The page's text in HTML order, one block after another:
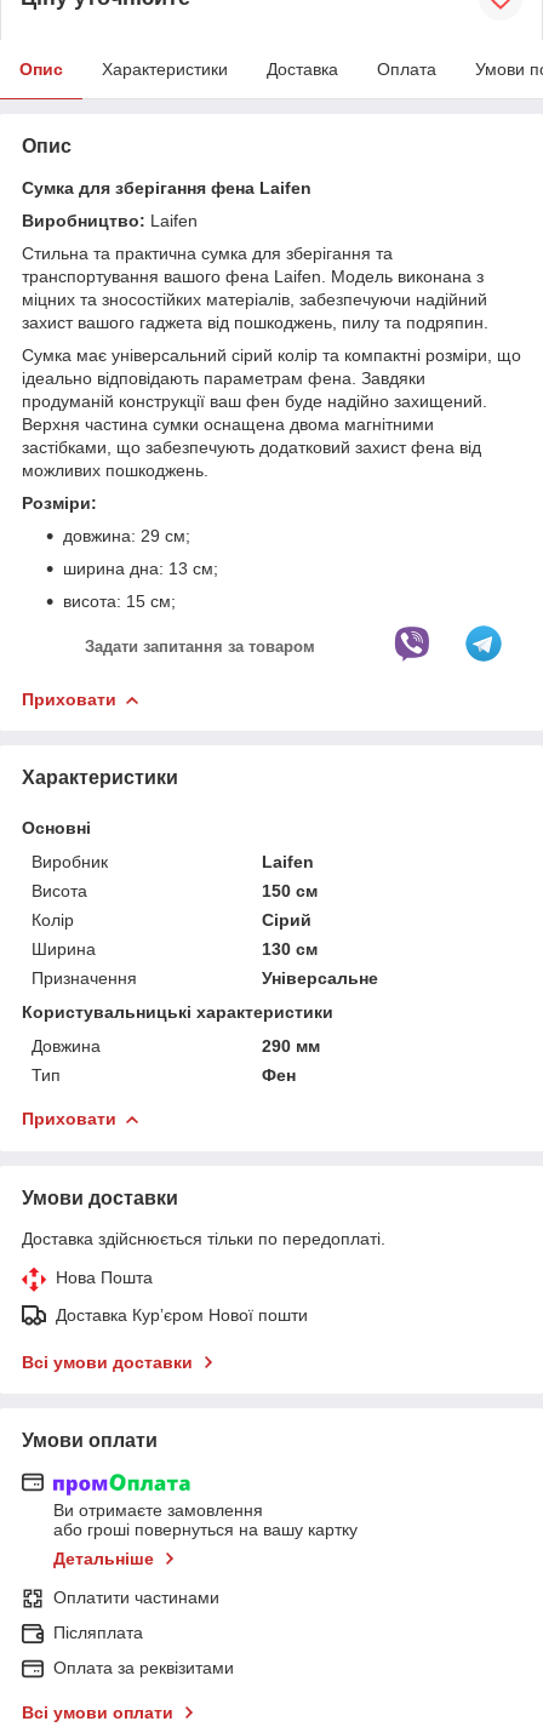
Опис Характеристики Доставка Оплата Умови
Опис
Сумка для зберігання фена Laifen
Виробництво: Laifen
Стильна та практична сумка для зберігання та
транспортування вашого фена Laifen. Модель виконана з
міцних та зносостійких матеріалів, забезпечуючи надійний
захист вашого гаджета від пошкоджень, пилу та подряпин.
Сумка має універсальний сірий колір та компактні розміри, що
ідеально відповідають параметрам фена. Завдяки
продуманій конструкції ваш фен буде надійно захищений.
Верхня частина сумки оснащена двома магнітними
застібками, що забезпечують додатковий захист фена від
можливих пошкоджень.
Розміри:
довжина: 29 см;
ширина дна: 13 см;
висота: 15 см;
Задати запитання за товаром
Приховати
Характеристики
Основні
Виробник
Laifen
Висота
150 см
Колір
Сірий
Ширина
130 см
Призначення
Універсальне
Користувальницькі характеристики
Довжина
290 мм
Тип
Фен
Приховати
Умови доставки
Доставка здійснюється тільки по передоплаті.
Нова Пошта
Доставка Курʼєром Нової пошти
Всі умови доставки
Умови оплати
Ви отримаєте замовлення
або гроші повернуться на вашу картку
Детальніше
Оплатити частинами
Післяплата
Оплата за реквізитами
Всі умови оплати